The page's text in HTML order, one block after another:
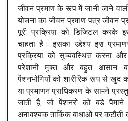
जीवन प्रमाण के रूप में जानी जाने
योजना का जीवन प्रमाण पत्र जीवन
पूरी प्रक्रिया को डिजिटल करके
चाहता है। इसका उद्देश्य इस
प्रक्रिया को सुव्यवस्थित करना
परेशानी मुक्त और बहुत आसान
पेंशनभोगियों को शारीरिक रूप से खुद
या प्रमाणन प्राधिकरण के सामने
जाती है, जो पेंशनरों को बड़े पैमाने
अनावश्यक तार्किक बाधाओं पर